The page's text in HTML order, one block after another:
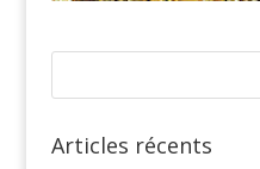
Articles récents